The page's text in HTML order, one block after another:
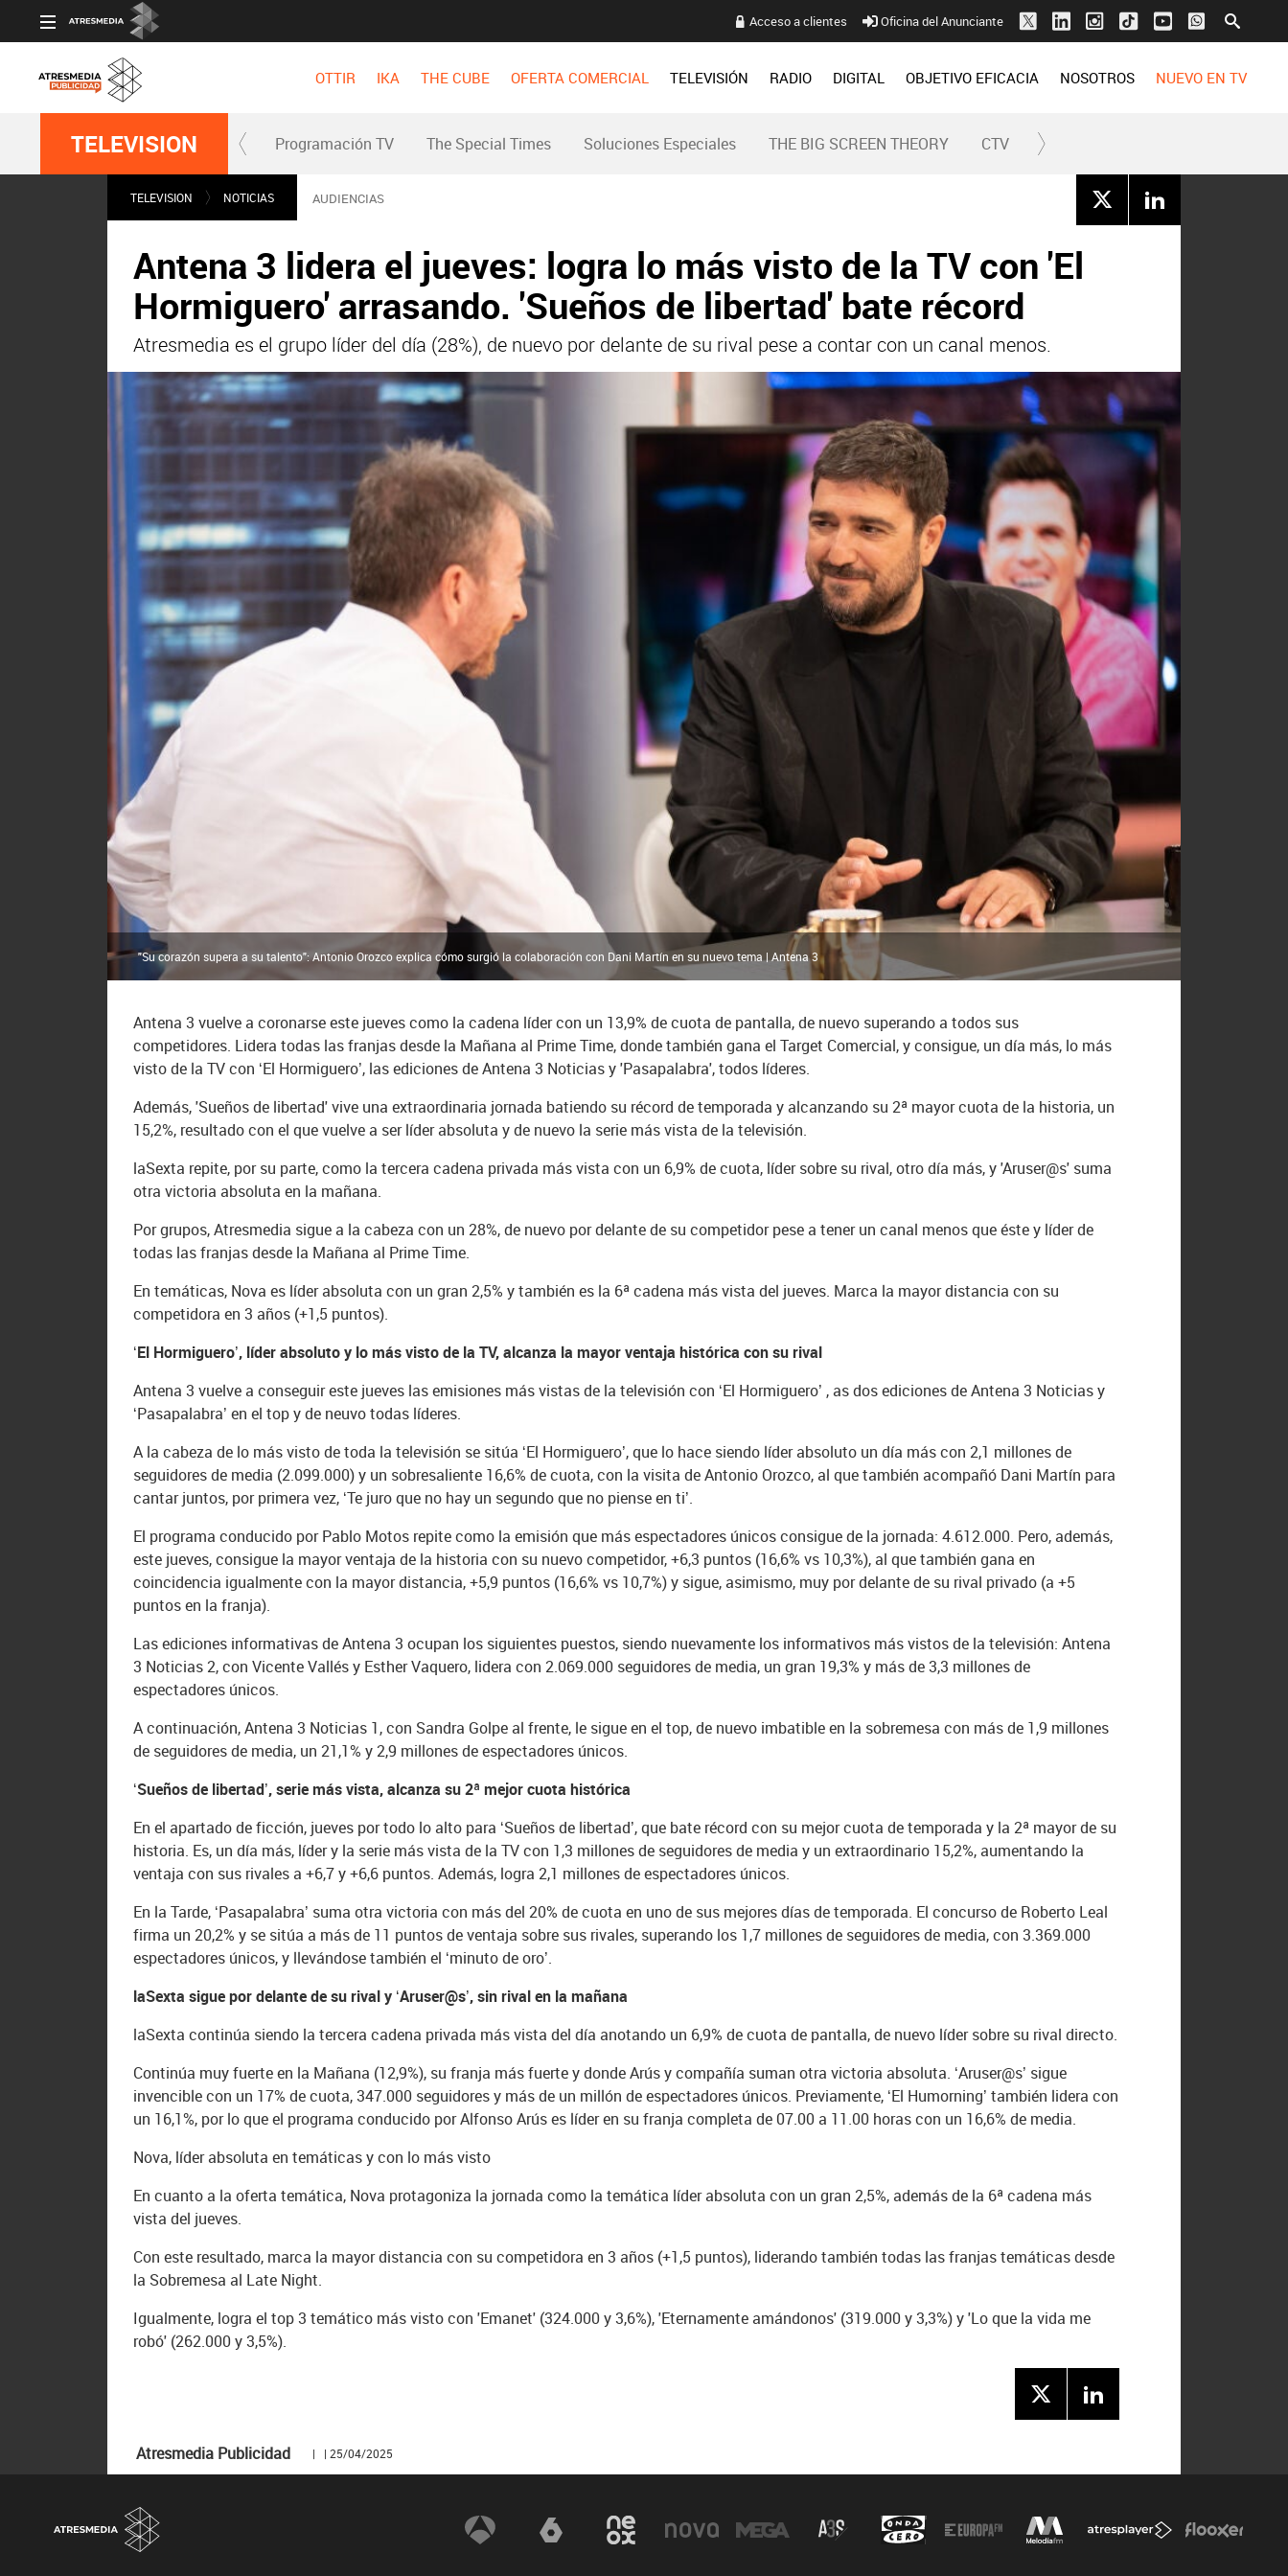
Acceso a clientes Oficina del Anunciante
OTTIR IKA THE CUBE OFERTA COMERCIAL TELEVISIÓN RADIO DIGITAL OBJETIVO EFICACIA NOSOTROS NUEVO EN TV
TELEVISION Programación TV The Special Times Soluciones Especiales THE BIG SCREEN THEORY CTV
TELEVISION NOTICIAS AUDIENCIAS
Antena 3 lidera el jueves: logra lo más visto de la TV con 'El
Hormiguero' arrasando. 'Sueños de libertad' bate récord
Atresmedia es el grupo líder del día (28%), de nuevo por delante de su rival pese a contar con un canal menos.
"Su corazón supera a su talento": Antonio Orozco explica cómo surgió la colaboración con Dani Martín en su nuevo tema | Antena 3
Antena 3 vuelve a coronarse este jueves como la cadena líder con un 13,9% de cuota de pantalla, de nuevo superando a todos sus
competidores. Lidera todas las franjas desde la Mañana al Prime Time, donde también gana el Target Comercial, y consigue, un día más, lo más
visto de la TV con ‘El Hormiguero’, las ediciones de Antena 3 Noticias y 'Pasapalabra', todos líderes.
Además, 'Sueños de libertad' vive una extraordinaria jornada batiendo su récord de temporada y alcanzando su 2ª mayor cuota de la historia, un
15,2%, resultado con el que vuelve a ser líder absoluta y de nuevo la serie más vista de la televisión.
laSexta repite, por su parte, como la tercera cadena privada más vista con un 6,9% de cuota, líder sobre su rival, otro día más, y 'Aruser@s' suma
otra victoria absoluta en la mañana.
Por grupos, Atresmedia sigue a la cabeza con un 28%, de nuevo por delante de su competidor pese a tener un canal menos que éste y líder de
todas las franjas desde la Mañana al Prime Time.
En temáticas, Nova es líder absoluta con un gran 2,5% y también es la 6ª cadena más vista del jueves. Marca la mayor distancia con su
competidora en 3 años (+1,5 puntos).
‘El Hormiguero’, líder absoluto y lo más visto de la TV, alcanza la mayor ventaja histórica con su rival
Antena 3 vuelve a conseguir este jueves las emisiones más vistas de la televisión con ‘El Hormiguero’ , as dos ediciones de Antena 3 Noticias y
‘Pasapalabra’ en el top y de neuvo todas líderes.
A la cabeza de lo más visto de toda la televisión se sitúa ‘El Hormiguero’, que lo hace siendo líder absoluto un día más con 2,1 millones de
seguidores de media (2.099.000) y un sobresaliente 16,6% de cuota, con la visita de Antonio Orozco, al que también acompañó Dani Martín para
cantar juntos, por primera vez, ‘Te juro que no hay un segundo que no piense en ti’.
El programa conducido por Pablo Motos repite como la emisión que más espectadores únicos consigue de la jornada: 4.612.000. Pero, además,
este jueves, consigue la mayor ventaja de la historia con su nuevo competidor, +6,3 puntos (16,6% vs 10,3%), al que también gana en
coincidencia igualmente con la mayor distancia, +5,9 puntos (16,6% vs 10,7%) y sigue, asimismo, muy por delante de su rival privado (a +5
puntos en la franja).
Las ediciones informativas de Antena 3 ocupan los siguientes puestos, siendo nuevamente los informativos más vistos de la televisión: Antena
3 Noticias 2, con Vicente Vallés y Esther Vaquero, lidera con 2.069.000 seguidores de media, un gran 19,3% y más de 3,3 millones de
espectadores únicos.
A continuación, Antena 3 Noticias 1, con Sandra Golpe al frente, le sigue en el top, de nuevo imbatible en la sobremesa con más de 1,9 millones
de seguidores de media, un 21,1% y 2,9 millones de espectadores únicos.
‘Sueños de libertad’, serie más vista, alcanza su 2ª mejor cuota histórica
En el apartado de ficción, jueves por todo lo alto para ‘Sueños de libertad’, que bate récord con su mejor cuota de temporada y la 2ª mayor de su
historia. Es, un día más, líder y la serie más vista de la TV con 1,3 millones de seguidores de media y un extraordinario 15,2%, aumentando la
ventaja con sus rivales a +6,7 y +6,6 puntos. Además, logra 2,1 millones de espectadores únicos.
En la Tarde, ‘Pasapalabra’ suma otra victoria con más del 20% de cuota en uno de sus mejores días de temporada. El concurso de Roberto Leal
firma un 20,2% y se sitúa a más de 11 puntos de ventaja sobre sus rivales, superando los 1,7 millones de seguidores de media, con 3.369.000
espectadores únicos, y llevándose también el ‘minuto de oro’.
laSexta sigue por delante de su rival y ‘Aruser@s’, sin rival en la mañana
laSexta continúa siendo la tercera cadena privada más vista del día anotando un 6,9% de cuota de pantalla, de nuevo líder sobre su rival directo.
Continúa muy fuerte en la Mañana (12,9%), su franja más fuerte y donde Arús y compañía suman otra victoria absoluta. ‘Aruser@s’ sigue
invencible con un 17% de cuota, 347.000 seguidores y más de un millón de espectadores únicos. Previamente, ‘El Humorning’ también lidera con
un 16,1%, por lo que el programa conducido por Alfonso Arús es líder en su franja completa de 07.00 a 11.00 horas con un 16,6% de media.
Nova, líder absoluta en temáticas y con lo más visto
En cuanto a la oferta temática, Nova protagoniza la jornada como la temática líder absoluta con un gran 2,5%, además de la 6ª cadena más
vista del jueves.
Con este resultado, marca la mayor distancia con su competidora en 3 años (+1,5 puntos), liderando también todas las franjas temáticas desde
la Sobremesa al Late Night.
Igualmente, logra el top 3 temático más visto con 'Emanet' (324.000 y 3,6%), 'Eternamente amándonos' (319.000 y 3,3%) y 'Lo que la vida me
robó' (262.000 y 3,5%).
Atresmedia Publicidad | | 25/04/2025